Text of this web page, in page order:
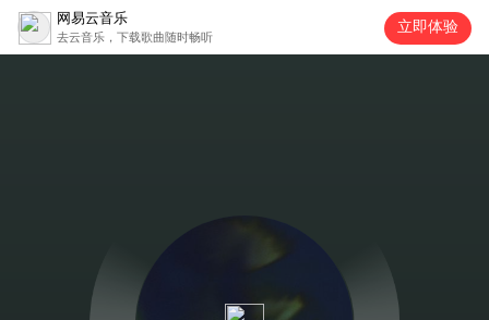
网易云音乐
去云音乐，下载歌曲随时畅听
立即体验